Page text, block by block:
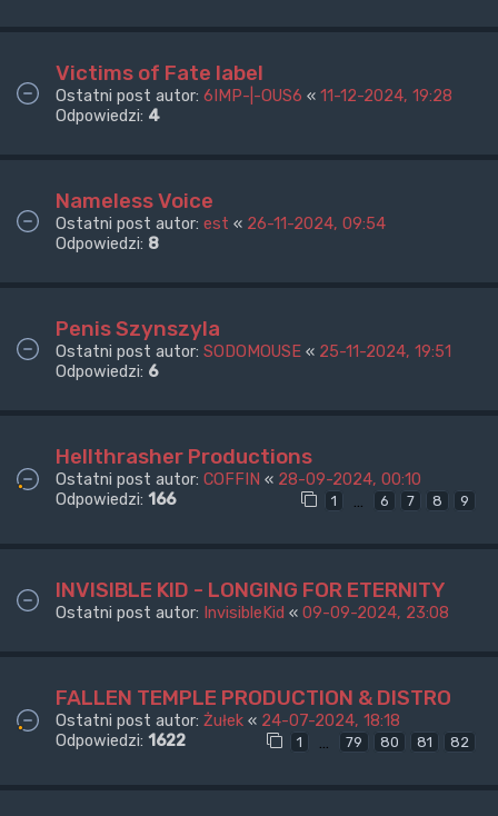
Victims of Fate label
Ostatni post autor: 6IMP-|-OUS6 « 11-12-2024, 19:28
Odpowiedzi: 4
Nameless Voice
Ostatni post autor: est « 26-11-2024, 09:54
Odpowiedzi: 8
Penis Szynszyla
Ostatni post autor: SODOMOUSE « 25-11-2024, 19:51
Odpowiedzi: 6
Hellthrasher Productions
Ostatni post autor: COFFIN « 28-09-2024, 00:10
Odpowiedzi: 166 1 … 6 7 8 9
INVISIBLE KID - LONGING FOR ETERNITY
Ostatni post autor: InvisibleKid « 09-09-2024, 23:08
FALLEN TEMPLE PRODUCTION & DISTRO
Ostatni post autor: Żułek « 24-07-2024, 18:18
Odpowiedzi: 1622 1 79 80 81 82